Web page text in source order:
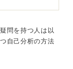
めに不可欠で
って話すこと
問を持つ人は以
自己分析の方法